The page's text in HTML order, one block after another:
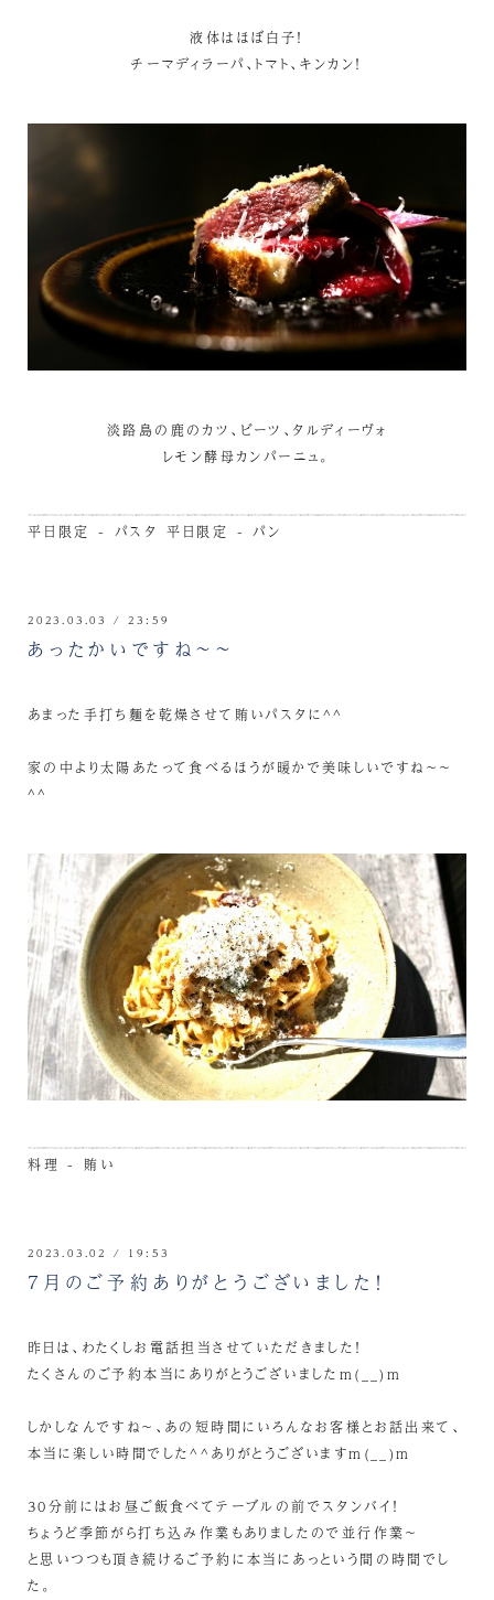
液体はほぼ白子！
チーマディラーパ、トマト、キンカン！
淡路島の鹿のカツ、ビーツ、タルディーヴォ
レモン酵母カンパーニュ。
平日限定 - パスタ 平日限定 - パン
2023.03.03 / 23:59
あったかいですね～～
あまった手打ち麵を乾燥させて賄いパスタに^^
家の中より太陽あたって食べるほうが暖かで美味しいですね～～
^^
料理 - 賄い
2023.03.02 / 19:53
7月のご予約ありがとうございました！
昨日は、わたくしお電話担当させていただきました！
たくさんのご予約本当にありがとうございましたm(__)m
しかしなんですね～、あの短時間にいろんなお客様とお話出来て、
本当に楽しい時間でした^^ありがとうございますm(__)m
30分前にはお昼ご飯食べてテーブルの前でスタンバイ！
ちょうど季節がら打ち込み作業もありましたので並行作業～
と思いつつも頂き続けるご予約に本当にあっという間の時間でし
た。